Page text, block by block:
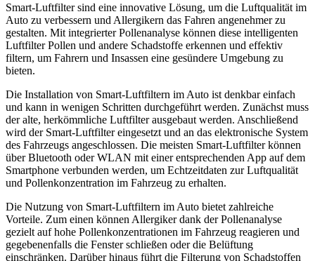
Smart-Luftfilter sind eine innovative Lösung, um die Luftqualität im
Auto zu verbessern und Allergikern das Fahren angenehmer zu
gestalten. Mit integrierter Pollenanalyse können diese intelligenten
Luftfilter Pollen und andere Schadstoffe erkennen und effektiv
filtern, um Fahrern und Insassen eine gesündere Umgebung zu
bieten.
Die Installation von Smart-Luftfiltern im Auto ist denkbar einfach
und kann in wenigen Schritten durchgeführt werden. Zunächst muss
der alte, herkömmliche Luftfilter ausgebaut werden. Anschließend
wird der Smart-Luftfilter eingesetzt und an das elektronische System
des Fahrzeugs angeschlossen. Die meisten Smart-Luftfilter können
über Bluetooth oder WLAN mit einer entsprechenden App auf dem
Smartphone verbunden werden, um Echtzeitdaten zur Luftqualität
und Pollenkonzentration im Fahrzeug zu erhalten.
Die Nutzung von Smart-Luftfiltern im Auto bietet zahlreiche
Vorteile. Zum einen können Allergiker dank der Pollenanalyse
gezielt auf hohe Pollenkonzentrationen im Fahrzeug reagieren und
gegebenenfalls die Fenster schließen oder die Belüftung
einschränken. Darüber hinaus führt die Filterung von Schadstoffen